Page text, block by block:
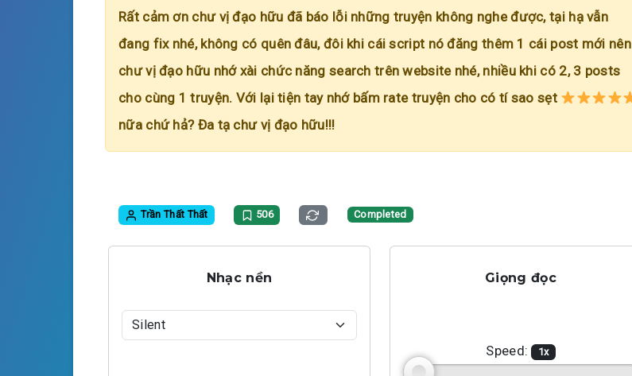
Rất cảm ơn chư vị đạo hữu đã báo lỗi những truyện không nghe được, tại hạ vẫn
đang fix nhé, không có quên đâu, đôi khi cái script nó đăng thêm 1 cái post mới nên
chư vị đạo hữu nhớ xài chức năng search trên website nhé, nhiều khi có 2, 3 posts
cho cùng 1 truyện. Với lại tiện tay nhớ bấm rate truyện cho có tí sao sẹt
nữa chứ hả? Đa tạ chư vị đạo hữu!!!
Trần Thất Thất 506 Completed
Nhạc nền Giọng đọc
Speed: 1x